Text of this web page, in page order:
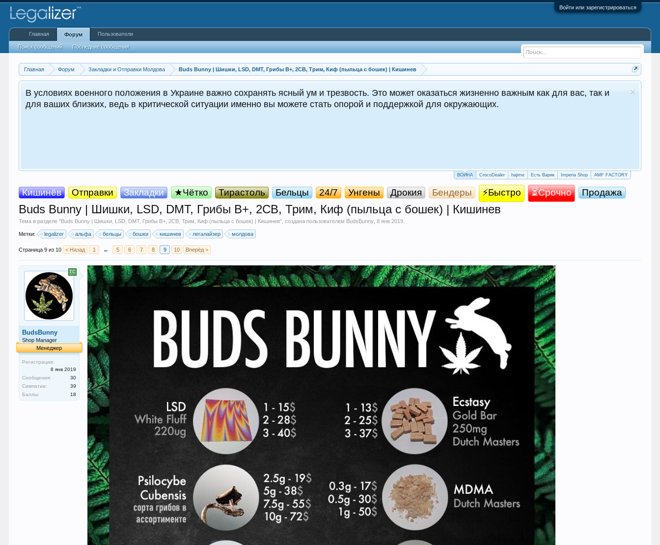
Войти или зарегистрироваться
Главная Форум Закладки и Отправки Молдова Buds Bunny | Шишки, LSD, DMT, Грибы B+, 2СB, Трим, Киф (пыльца с бошек) | Кишинев
В условиях военного положения в Украине важно сохранять ясный ум и трезвость. Это может оказаться жизненно важным как для вас, так и
для ваших близких, ведь в критической ситуации именно вы можете стать опорой и поддержкой для окружающих.
ВОЙНА CrocoDealer hajime Есть Варик Imperia Shop AMF FACTORY
Кишинёв Отправки Закладки ★Чётко Тирастоль Бельцы 24/7 Унгены Дрокия Бендеры ⚡Быстро ⏳Срочно Продажа
Buds Bunny | Шишки, LSD, DMT, Грибы B+, 2СB, Трим, Киф (пыльца с бошек) | Кишинев
Тема в разделе "Buds Bunny | Шишки, LSD, DMT, Грибы B+, 2СB, Трим, Киф (пыльца с бошек) | Кишинев", создана пользователем BudsBunny ,8 янв 2019
Метки: legalizer альфа бельцы бошки кишинев легалайзер молдова
Страница 9 из 10 < Назад 1 ← 5 6 7 8 9 10 Вперёд >
BudsBunny
Shop Manager
Менеджер
Регистрация:
8 янв 2019
Сообщения:
30
Симпатии:
39
Баллы:
18
Главная Форум
Поиск сообщений Последние сообщения
Пользователи